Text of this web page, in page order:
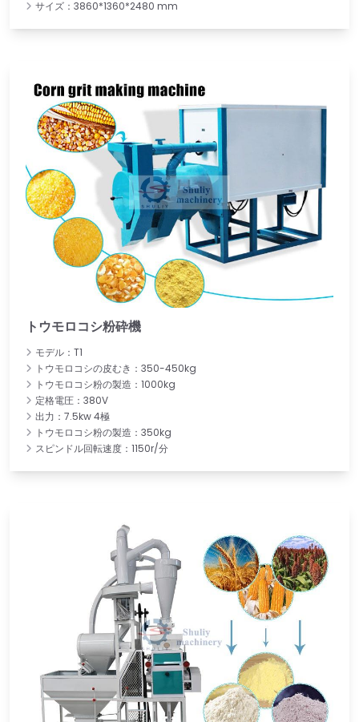
サイズ：3860*1360*2480 mm
トウモロコシ粉砕機
モデル：T1
トウモロコシの皮むき：350-450kg
トウモロコシ粉の製造：1000kg
定格電圧：380V
出力：7.5kw 4極
トウモロコシ粉の製造：350kg
スピンドル回転速度：1150r/分